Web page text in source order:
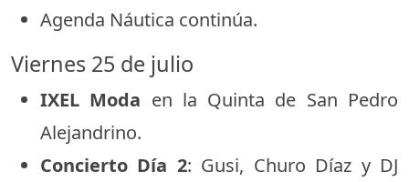
Agenda Náutica continúa.
Viernes 25 de julio
IXEL Moda en la Quinta de San Pedro
Alejandrino.
Concierto Día 2: Gusi, Churo Díaz y DJ